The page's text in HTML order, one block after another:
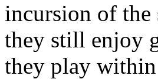
incursion of the
they still enjoy
they play within